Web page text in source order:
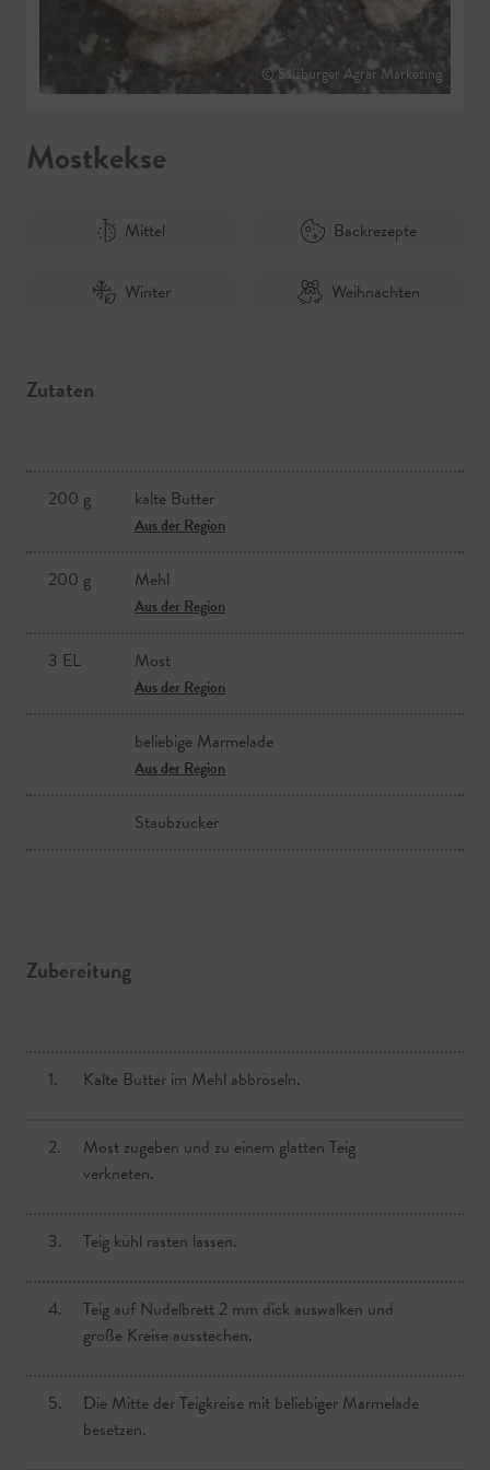
© Salzburger Agrar Marketing
Mostkekse
Mittel Backrezepte
Winter Weihnachten
Zutaten
200 g kalte Butter
Aus der Region
200 g Mehl
Aus der Region
3 EL Most
Aus der Region
beliebige Marmelade
Aus der Region
Staubzucker
Zubereitung
1. Kalte Butter im Mehl abbröseln.
2.
Most zugeben und zu einem glatten Teig
verkneten.
3. Teig kühl rasten lassen.
4.
Teig auf Nudelbrett 2 mm dick auswalken und
große Kreise ausstechen.
5.
Die Mitte der Teigkreise mit beliebiger Marmelade
besetzen.